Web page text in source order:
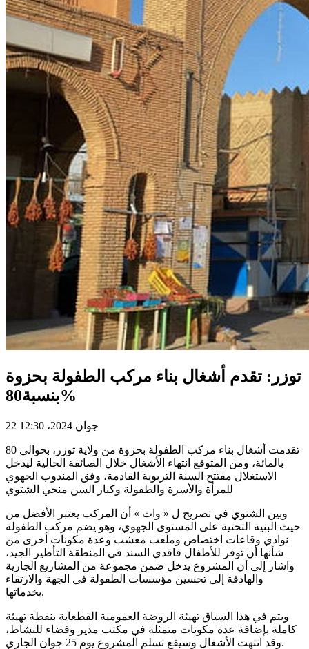
توزر: تقدم أشغال بناء مركب الطفولة بحزوة
بنسبة80%
22 جوان 2024، 12:30
تقدمت أشغال بناء مركب الطفولة بحزوة من ولاية توزر، بحوالي 80
بالمائة، ومن المتوقع انتهاء الأشغال خلال الصائفة الحالية ليدخل
الاستغلال مفتتح السنة التربوية القادمة، وفق المندوب الجهوي
للمرأة والأسرة والطفولة وكبار السن منجي الشتوي
وبين الشتوي في تصريح ل « وات » أن المركب يعتبر الأفضل من
حيث البنية التحتية على المستوى الجهوي، وهو يضم مركب الطفولة
نوادي وقاعات اختصاص وملعب معشب وعدة مكونات أخرى من
شأنها أن توفر للأطفال فاقدي السند في المنطقة التأطير الجيد،
واشار إلى أن المشروع يدخل ضمن مجموعة من المشاريع الجارية
والهادفة إلى تحسين مؤسسات الطفولة في الجهة والارتقاء
بخدماتها.
ويتم في هذا السياق تهيئة الروضة العمومية القطعاية بنفطة تهيئة
كاملة بإضافة عدة مكونات متمثلة في مكتب مدير وفضاء للنشاط،
وقد انتهت الأشغال وسيقع تسلم المشروع يوم 25 جوان الجاري.